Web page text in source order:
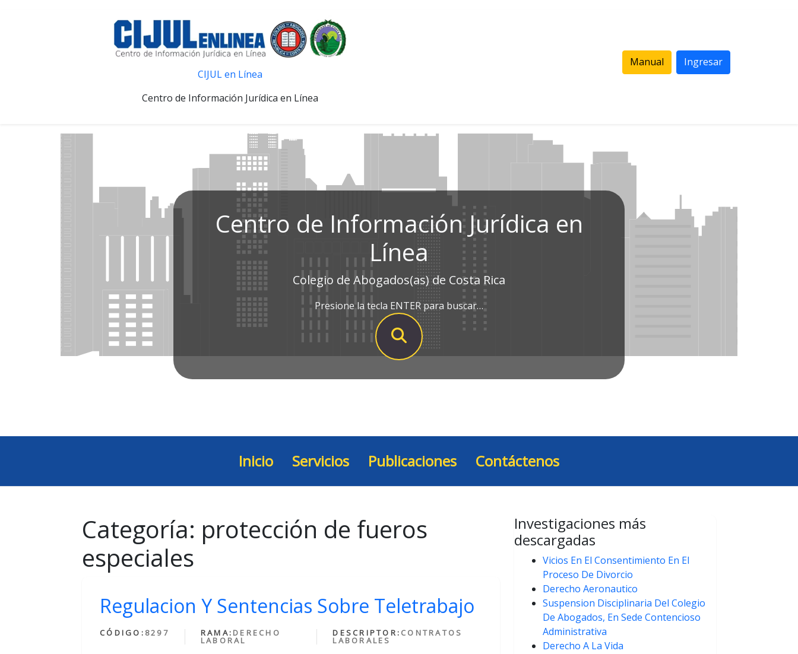
CIJUL en Línea
Centro de Información Jurídica en Línea
Manual Ingresar
Centro de Información Jurídica en
Línea
Colegio de Abogados(as) de Costa Rica
Presione la tecla ENTER para buscar…
Inicio Servicios Publicaciones Contáctenos
Categoría: protección de fueros
especiales
Regulacion Y Sentencias Sobre Teletrabajo
CÓDIGO: 8297 RAMA: DERECHO
LABORAL
DESCRIPTOR: CONTRATOS
LABORALES
Investigaciones más
descargadas
Vicios En El Consentimiento En El
Proceso De Divorcio
Derecho Aeronautico
Suspension Disciplinaria Del Colegio
De Abogados, En Sede Contencioso
Administrativa
Derecho A La Vida